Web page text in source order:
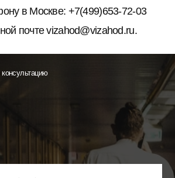
в Москве: +7(499)653-72-03
почте vizahod@vizahod.ru.